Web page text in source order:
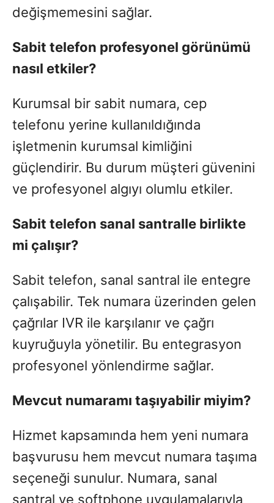
değişmemesini sağlar.
Sabit telefon profesyonel görünümü
nasıl etkiler?
Kurumsal bir sabit numara, cep
telefonu yerine kullanıldığında
işletmenin kurumsal kimliğini
güçlendirir. Bu durum müşteri güvenini
ve profesyonel algıyı olumlu etkiler.
Sabit telefon sanal santralle birlikte
mi çalışır?
Sabit telefon, sanal santral ile entegre
çalışabilir. Tek numara üzerinden gelen
çağrılar IVR ile karşılanır ve çağrı
kuyruğuyla yönetilir. Bu entegrasyon
profesyonel yönlendirme sağlar.
Mevcut numaramı taşıyabilir miyim?
Hizmet kapsamında hem yeni numara
başvurusu hem mevcut numara taşıma
seçeneği sunulur. Numara, sanal
santral ve softphone uygulamalarıyla